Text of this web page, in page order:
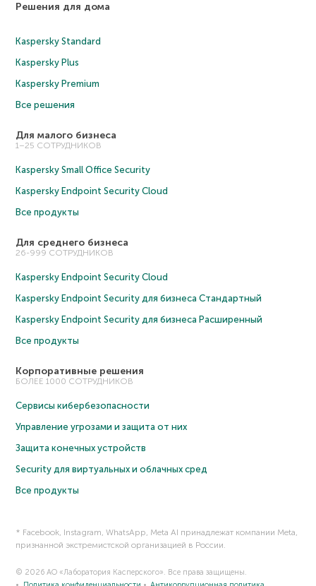
Решения для дома
Kaspersky Standard
Kaspersky Plus
Kaspersky Premium
Все решения
Для малого бизнеса
1–25 СОТРУДНИКОВ
Kaspersky Small Office Security
Kaspersky Endpoint Security Cloud
Все продукты
Для среднего бизнеса
26-999 СОТРУДНИКОВ
Kaspersky Endpoint Security Cloud
Kaspersky Endpoint Security для бизнеса Cтандартный
Kaspersky Endpoint Security для бизнеса Расширенный
Все продукты
Корпоративные решения
БОЛЕЕ 1000 СОТРУДНИКОВ
Сервисы кибербезопасности
Управление угрозами и защита от них
Защита конечных устройств
Security для виртуальных и облачных сред
Все продукты
* Facebook, Instagram, WhatsApp, Meta AI принадлежат компании Meta,
признанной экстремистской организацией в России.
© 2026 АО «Лаборатория Касперского». Все права защищены.